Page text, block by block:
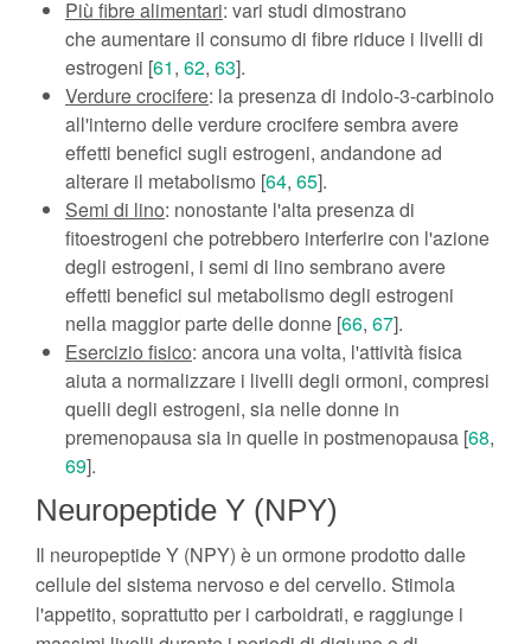
Più fibre alimentari: vari studi dimostrano
che aumentare il consumo di fibre riduce i livelli di
estrogeni [61, 62, 63].
Verdure crocifere: la presenza di indolo-3-carbinolo
all'interno delle verdure crocifere sembra avere
effetti benefici sugli estrogeni, andandone ad
alterare il metabolismo [64, 65].
Semi di lino: nonostante l'alta presenza di
fitoestrogeni che potrebbero interferire con l'azione
degli estrogeni, i semi di lino sembrano avere
effetti benefici sul metabolismo degli estrogeni
nella maggior parte delle donne [66, 67].
Esercizio fisico: ancora una volta, l'attività fisica
aiuta a normalizzare i livelli degli ormoni, compresi
quelli degli estrogeni, sia nelle donne in
premenopausa sia in quelle in postmenopausa [68,
69].
Neuropeptide Y (NPY)
Il neuropeptide Y (NPY) è un ormone prodotto dalle
cellule del sistema nervoso e del cervello. Stimola
l'appetito, soprattutto per i carboidrati, e raggiunge i